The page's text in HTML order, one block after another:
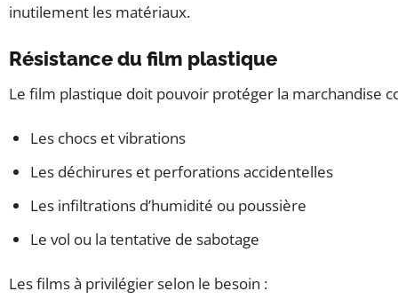
inutilement les matériaux.
Résistance du film plastique
Le film plastique doit pouvoir protéger la marchandise
Les chocs et vibrations
Les déchirures et perforations accidentelles
Les infiltrations d’humidité ou poussière
Le vol ou la tentative de sabotage
Les films à privilégier selon le besoin :